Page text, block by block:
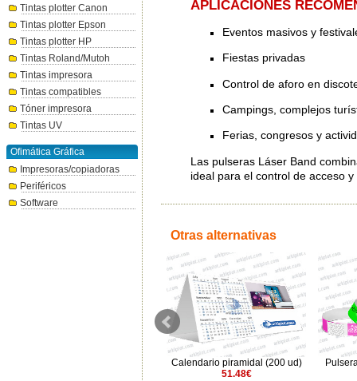
Tintas plotter Canon
Tintas plotter Epson
Tintas plotter HP
Tintas Roland/Mutoh
Tintas impresora
Tintas compatibles
Tóner impresora
Tintas UV
Ofimática Gráfica
Impresoras/copiadoras
Periféricos
Software
APLICACIONES
Eventos masivos y
Fiestas privadas
Control de aforo en
Campings, complejos
Ferias, congresos y
Las pulseras Láser Band
ideal para el control de acceso
Otras alternativas
Calendario piramidal (200 ud)
51.48€